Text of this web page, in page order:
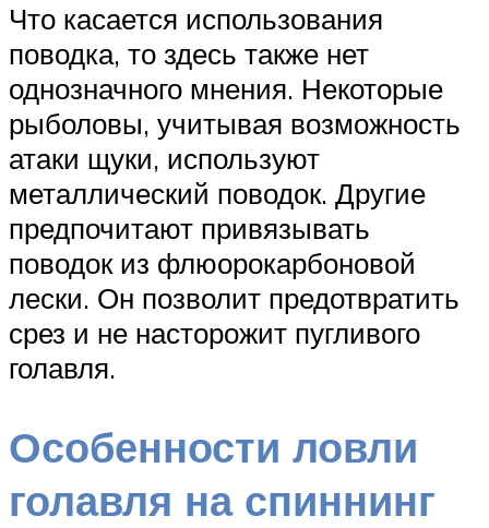
Что касается использования
поводка, то здесь также нет
однозначного мнения. Некоторые
рыболовы, учитывая возможность
атаки щуки, используют
металлический поводок. Другие
предпочитают привязывать
поводок из флюорокарбоновой
лески. Он позволит предотвратить
срез и не насторожит пугливого
голавля.
Особенности ловли
голавля на спиннинг